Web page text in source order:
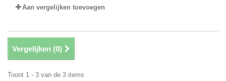
Aan vergelijken toevoegen
Vergelijken (0)
Toont 1 - 3 van de 3 items